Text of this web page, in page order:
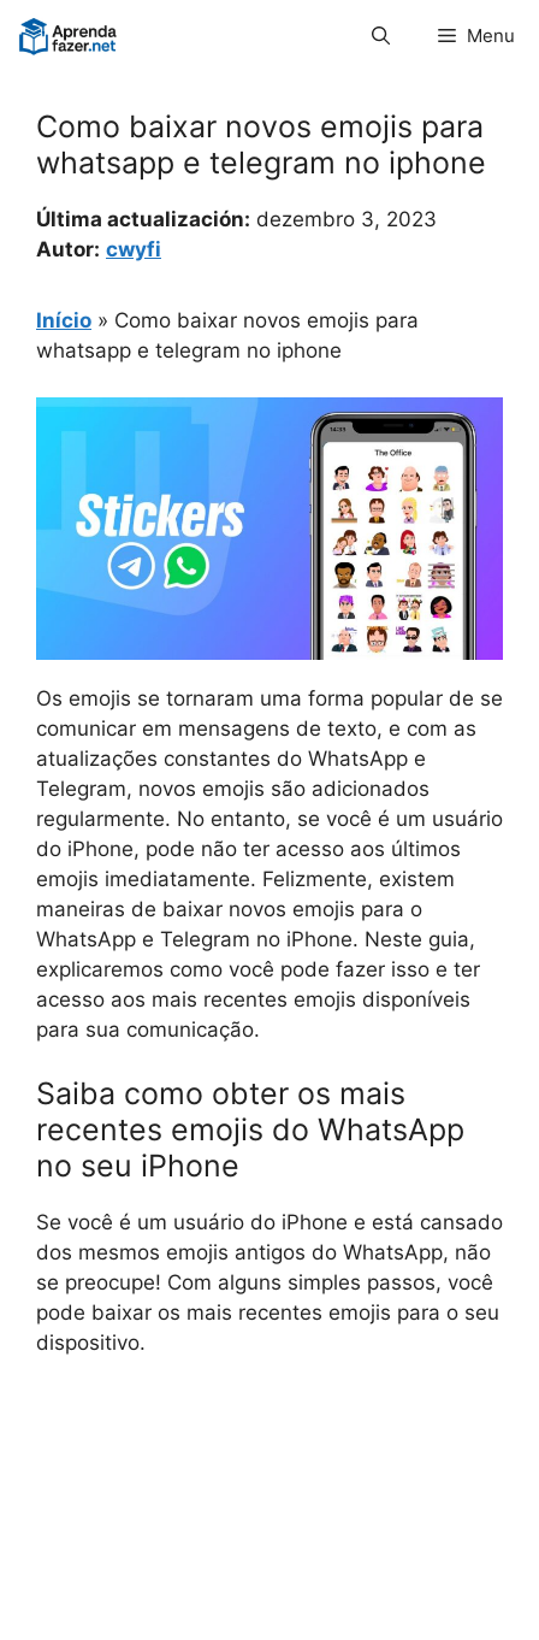
Pular
para
Menu
Como baixar novos emojis para
whatsapp e telegram no iphone
Última actualización: dezembro 3, 2023
Autor: cwyfi
Início » Como baixar novos emojis para
whatsapp e telegram no iphone
Os emojis se tornaram uma forma popular de se
comunicar em mensagens de texto, e com as
atualizações constantes do WhatsApp e
Telegram, novos emojis são adicionados
regularmente. No entanto, se você é um usuário
do iPhone, pode não ter acesso aos últimos
emojis imediatamente. Felizmente, existem
maneiras de baixar novos emojis para o
WhatsApp e Telegram no iPhone. Neste guia,
explicaremos como você pode fazer isso e ter
acesso aos mais recentes emojis disponíveis
para sua comunicação.
Saiba como obter os mais
recentes emojis do WhatsApp
no seu iPhone
Se você é um usuário do iPhone e está cansado
dos mesmos emojis antigos do WhatsApp, não
se preocupe! Com alguns simples passos, você
pode baixar os mais recentes emojis para o seu
dispositivo.